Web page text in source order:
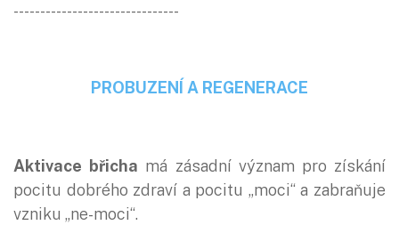
-------------------------------
PROBUZENÍ A REGENERACE
Aktivace břicha má zásadní význam pro získání
pocitu dobrého zdraví a pocitu „moci“ a zabraňuje
vzniku „ne-moci“.